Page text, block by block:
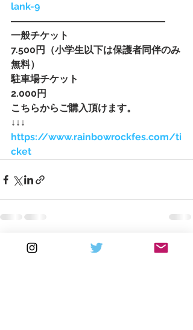
lank-9
――――――――――――――――
一般チケット
7.500円（小学生以下は保護者同伴のみ
無料）
駐車場チケット
2.000円
こちらからご購入頂けます。
↓↓↓
https://www.rainbowrockfes.com/ti
cket
最新記事 すべて表示